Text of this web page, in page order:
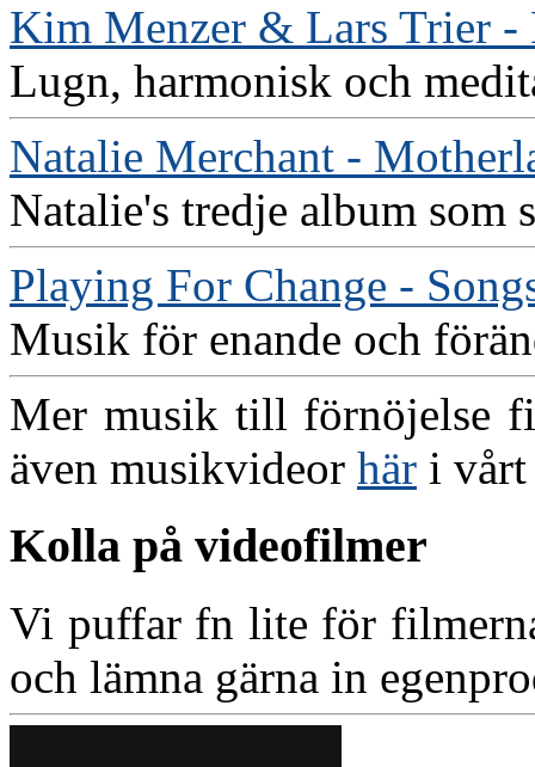
Kim Menzer & Lars Trier -
Lugn, harmonisk och
Natalie Merchant -
Natalie's tredje album som
Playing For Change -
Musik för enande och
Mer musik till förnöjelse
även musikvideor här i
Kolla på videofilmer
Vi puffar fn lite för
och lämna gärna in